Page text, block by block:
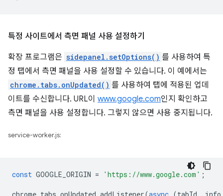
특정 사이트에서 측면 패널 사용 설정하기
확장 프로그램은 sidepanel.setOptions() 를 사용하여 특
정 탭에서 측면 패널을 사용 설정할 수 있습니다. 이 예에서는
chrome.tabs.onUpdated() 를 사용하여 탭에 적용된 업데
이트를 수신합니다. URL이 www.google.com인지 확인하고
측면 패널을 사용 설정합니다. 그렇지 않으면 사용 중지됩니다.
service-worker.js:
const GOOGLE_ORIGIN = 'https://www.google.com' ;